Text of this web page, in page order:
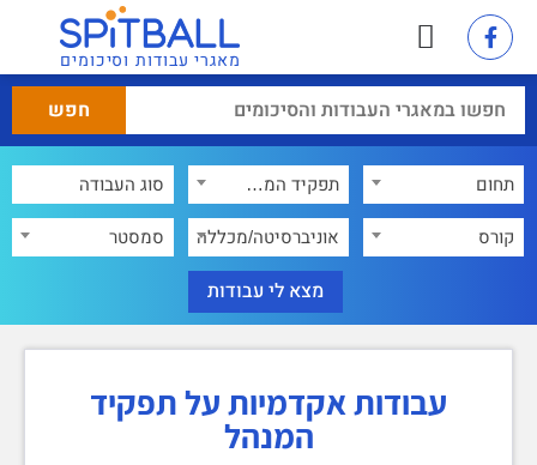
מאגרי עבודות וסיכומים
תחום תפקיד המנהל
קורס אוניברסיטה/מכללה סמסטר
עבודות אקדמיות על תפקיד
המנהל